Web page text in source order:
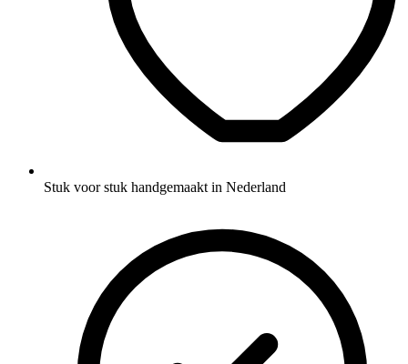
Stuk voor stuk handgemaakt in Nederland